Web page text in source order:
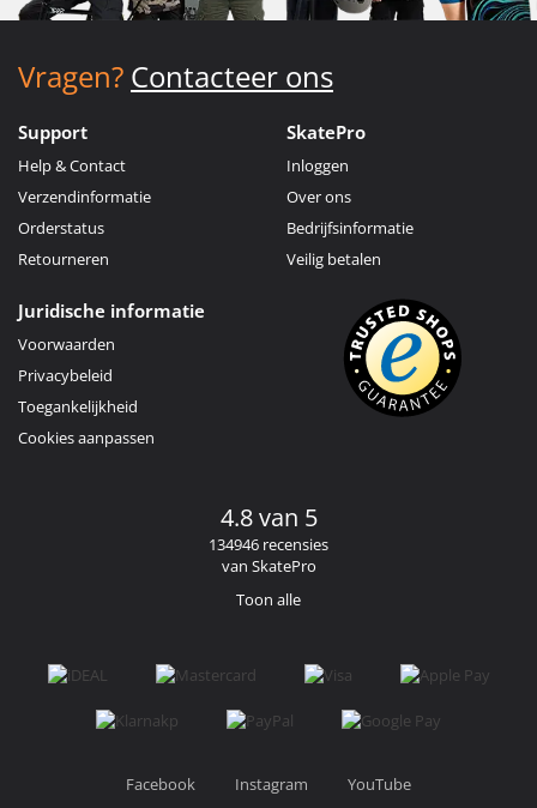
Vragen? Contacteer ons
Support
Help & Contact
Verzendinformatie
Orderstatus
Retourneren
SkatePro
Inloggen
Over ons
Bedrijfsinformatie
Veilig betalen
Juridische informatie
Voorwaarden
Privacybeleid
Toegankelijkheid
Cookies aanpassen
4.8 van 5
134946 recensies
van SkatePro
Toon alle
Facebook Instagram YouTube